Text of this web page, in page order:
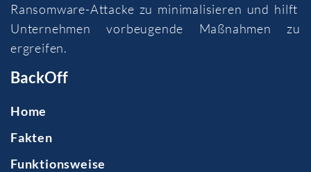
Ransomware-Attacke zu minimalisieren und hilft
Unternehmen vorbeugende Maßnahmen zu
ergreifen.
BackOff
Home
Fakten
Funktionsweise